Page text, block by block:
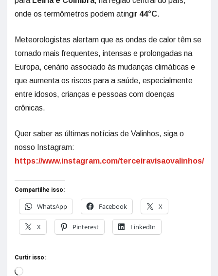
onde os termômetros podem atingir 44°C.
Meteorologistas alertam que as ondas de calor têm se
tornado mais frequentes, intensas e prolongadas na
Europa, cenário associado às mudanças climáticas e
que aumenta os riscos para a saúde, especialmente
entre idosos, crianças e pessoas com doenças
crônicas.
Quer saber as últimas notícias de Valinhos, siga o
nosso Instagram:
https://www.instagram.com/terceiravisaovalinhos/
Compartilhe isso:
WhatsApp
Facebook X
X Pinterest LinkedIn
Curtir isso: